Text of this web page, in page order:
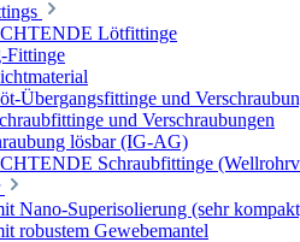
Lötfittinge
Fittinge
Übergangsfittinge und
und Verschraubungen
lösbar (IG-AG)
Schraubfittinge
Nano-Superisolierung (sehr
robustem Gewebemantel